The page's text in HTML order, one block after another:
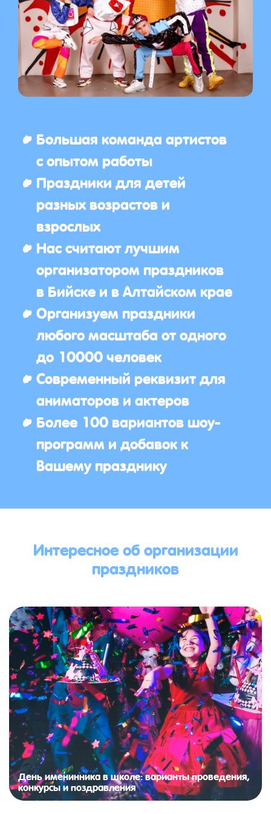
Большая команда артистов
с опытом работы
Праздники для детей
разных возрастов и
взрослых
Нас считают лучшим
организатором праздников
в Бийске и в Алтайском крае
Организуем праздники
любого масштаба от одного
до 10000 человек
Современный реквизит для
аниматоров и актеров
Более 100 вариантов шоу-
программ и добавок к
Вашему празднику
Интересное об организации
праздников
День именинника в школе: варианты проведения,
конкурсы и поздравления